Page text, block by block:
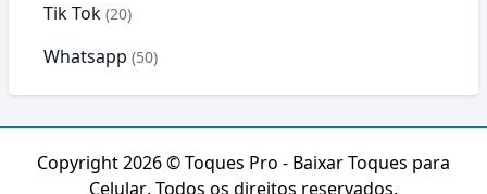
Tik Tok (20)
Whatsapp (50)
Copyright 2026 ©Toques Pro - Baixar Toques para
Celular. Todos os direitos reservados.